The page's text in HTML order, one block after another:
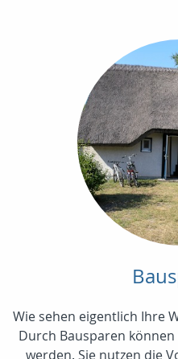
Wie sehen eigentlich Ihre
Durch Bausparen
werden. Sie nutzen die